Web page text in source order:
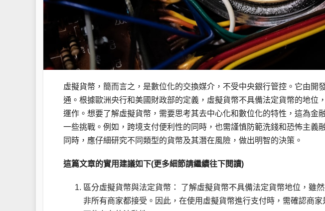
虛擬貨幣，簡而言之，是數位化的交換媒介，不受中央銀行管控。它由開
通。根據歐洲央行和美國財政部的定義，虛擬貨幣不具備法定貨幣的地位
運作。想要了解虛擬貨幣，需要思考其去中心化和數位化的特性，這為金
一些挑戰。例如，跨境支付便利性的同時，也需謹慎防範洗錢和恐怖主義
同時，應仔細研究不同類型的貨幣及其潛在風險，做出明智的決策。
這篇文章的實用建議如下(更多細節請繼續往下閱讀)
區分虛擬貨幣與法定貨幣： 了解虛擬貨幣不具備法定貨幣地位，雖
非所有商家都接受。因此，在使用虛擬貨幣進行支付時，需確認商